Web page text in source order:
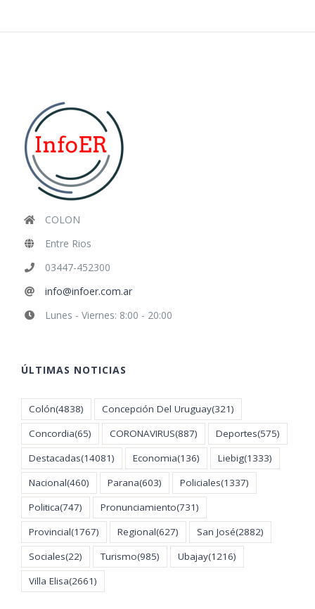
COLON
Entre Rios
03447-452300
info@infoer.com.ar
Lunes - Viernes: 8:00 - 20:00
ÚLTIMAS NOTICIAS
Colón(4838) Concepción Del Uruguay(321)
Concordia(65) CORONAVIRUS(887) Deportes(575)
Destacadas(14081) Economia(136) Liebig(1333)
Nacional(460) Parana(603) Policiales(1337)
Politica(747) Pronunciamiento(731)
Provincial(1767) Regional(627) San José(2882)
Sociales(22) Turismo(985) Ubajay(1216)
Villa Elisa(2661)